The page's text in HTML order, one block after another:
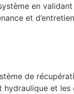
en
et
de
et